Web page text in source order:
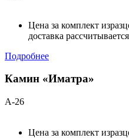
Цена за комплект
доставка
Подробнее
Камин «Иматра»
А-26
Цена за комплект